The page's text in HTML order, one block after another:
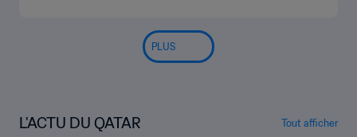
PLUS
L'ACTU DU QATAR Tout afficher